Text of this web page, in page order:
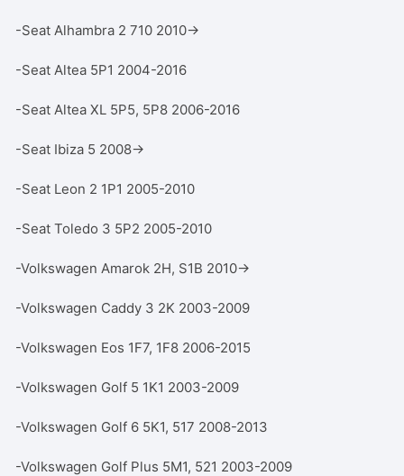
-Seat Alhambra 2 710 2010→
-Seat Altea 5P1 2004-2016
-Seat Altea XL 5P5, 5P8 2006-2016
-Seat Ibiza 5 2008→
-Seat Leon 2 1P1 2005-2010
-Seat Toledo 3 5P2 2005-2010
-Volkswagen Amarok 2H, S1B 2010→
-Volkswagen Caddy 3 2K 2003-2009
-Volkswagen Eos 1F7, 1F8 2006-2015
-Volkswagen Golf 5 1K1 2003-2009
-Volkswagen Golf 6 5K1, 517 2008-2013
-Volkswagen Golf Plus 5M1, 521 2003-2009